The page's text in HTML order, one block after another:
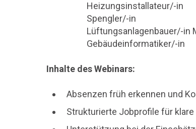
Heizungsinstallateur/-in
Spengler/-in
Lüftungsanlagenbauer/-in
Gebäudeinformatiker/-in
Inhalte des Webinars:
Absenzen früh erkennen und
Strukturierte Jobprofile für klare